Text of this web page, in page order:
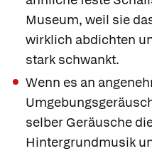
Museum, weil sie
wirklich abdichten
stark schwankt.
Wenn es an
selber Geräusche
Hintergrundmusik